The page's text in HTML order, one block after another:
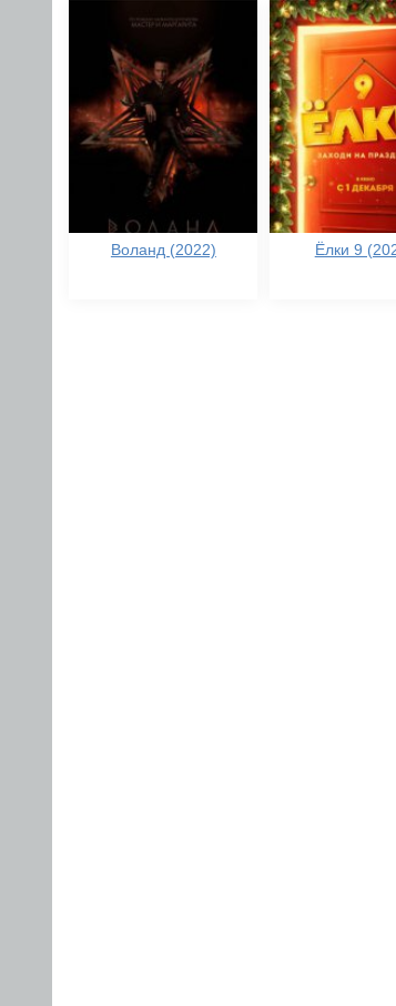
Воланд (2022) Ёлки 9